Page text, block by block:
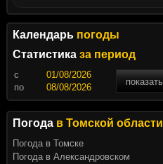
Календарь погоды
Статистика за период
c
показать
по
Погода в Томской области
Погода в Томске
Погода в Александровском